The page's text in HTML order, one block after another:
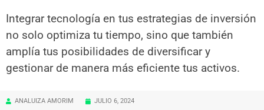
Integrar tecnología en tus estrategias de inversión
no solo optimiza tu tiempo, sino que también
amplía tus posibilidades de diversificar y
gestionar de manera más eficiente tus activos.
ANALUIZA AMORIM JULIO 6, 2024